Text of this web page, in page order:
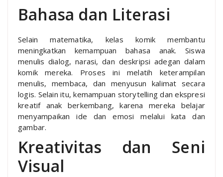
Bahasa dan Literasi
Selain matematika, kelas komik membantu
meningkatkan kemampuan bahasa anak. Siswa
menulis dialog, narasi, dan deskripsi adegan dalam
komik mereka. Proses ini melatih keterampilan
menulis, membaca, dan menyusun kalimat secara
logis. Selain itu, kemampuan storytelling dan ekspresi
kreatif anak berkembang, karena mereka belajar
menyampaikan ide dan emosi melalui kata dan
gambar.
Kreativitas dan Seni
Visual